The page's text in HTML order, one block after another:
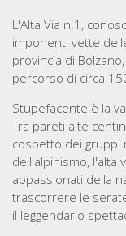
L'Alta Via n.1,
imponenti vette
provincia di
percorso di circa
Stupefacente è la
Tra pareti alte
cospetto dei gruppi
dell'alpinismo, l'alta
appassionati della
trascorrere le
il leggendario